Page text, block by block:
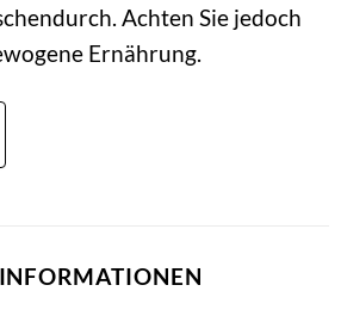
Achten Sie jedoch
Ernährung.